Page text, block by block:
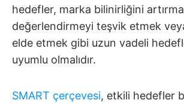
hedefler, marka bilinirliğini
değerlendirmeyi teşvik etmek
elde etmek gibi uzun vadeli
uyumlu olmalıdır.
SMART çerçevesi, etkili hedefler